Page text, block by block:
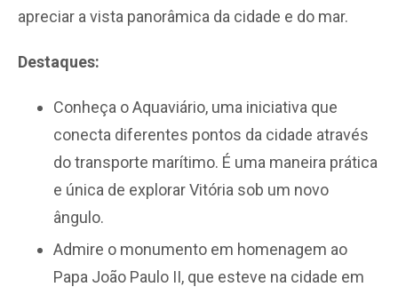
apreciar a vista panorâmica da cidade e do mar.
Destaques:
Conheça o Aquaviário, uma iniciativa que
conecta diferentes pontos da cidade através
do transporte marítimo. É uma maneira prática
e única de explorar Vitória sob um novo
ângulo.
Admire o monumento em homenagem ao
Papa João Paulo II, que esteve na cidade em